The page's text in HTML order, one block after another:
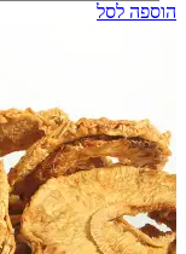
הוספה לסל